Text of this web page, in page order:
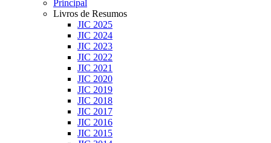
Principal
Livros de Resumos
JIC 2025
JIC 2024
JIC 2023
JIC 2022
JIC 2021
JIC 2020
JIC 2019
JIC 2018
JIC 2017
JIC 2016
JIC 2015